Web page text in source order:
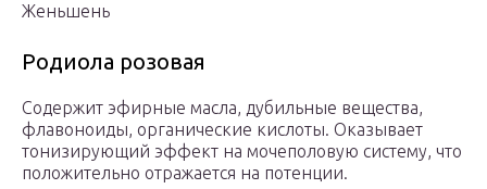
Женьшень
Родиола розовая
Содержит эфирные масла, дубильные вещества,
флавоноиды, органические кислоты. Оказывает
тонизирующий эффект на мочеполовую систему, что
положительно отражается на потенции.